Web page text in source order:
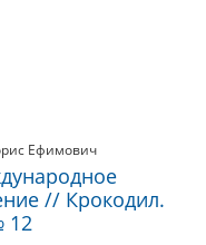
Ефимович
// Крокодил.
12